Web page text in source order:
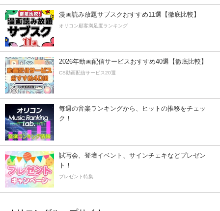
漫画読み放題サブスクおすすめ11選【徹底比較】
オリコン顧客満足度ランキング
2026年動画配信サービスおすすめ40選【徹底比較】
CS動画配信サービス20選
毎週の音楽ランキングから、ヒットの推移をチェッ
ク！
試写会、登壇イベント、サインチェキなどプレゼン
ト！
プレゼント特集